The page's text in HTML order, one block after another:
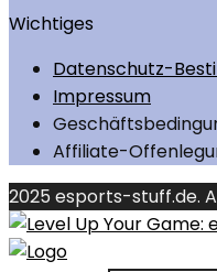
Wichtiges
Datenschutz-
Impressum
Affiliate-
2025 esports-stuff.de.